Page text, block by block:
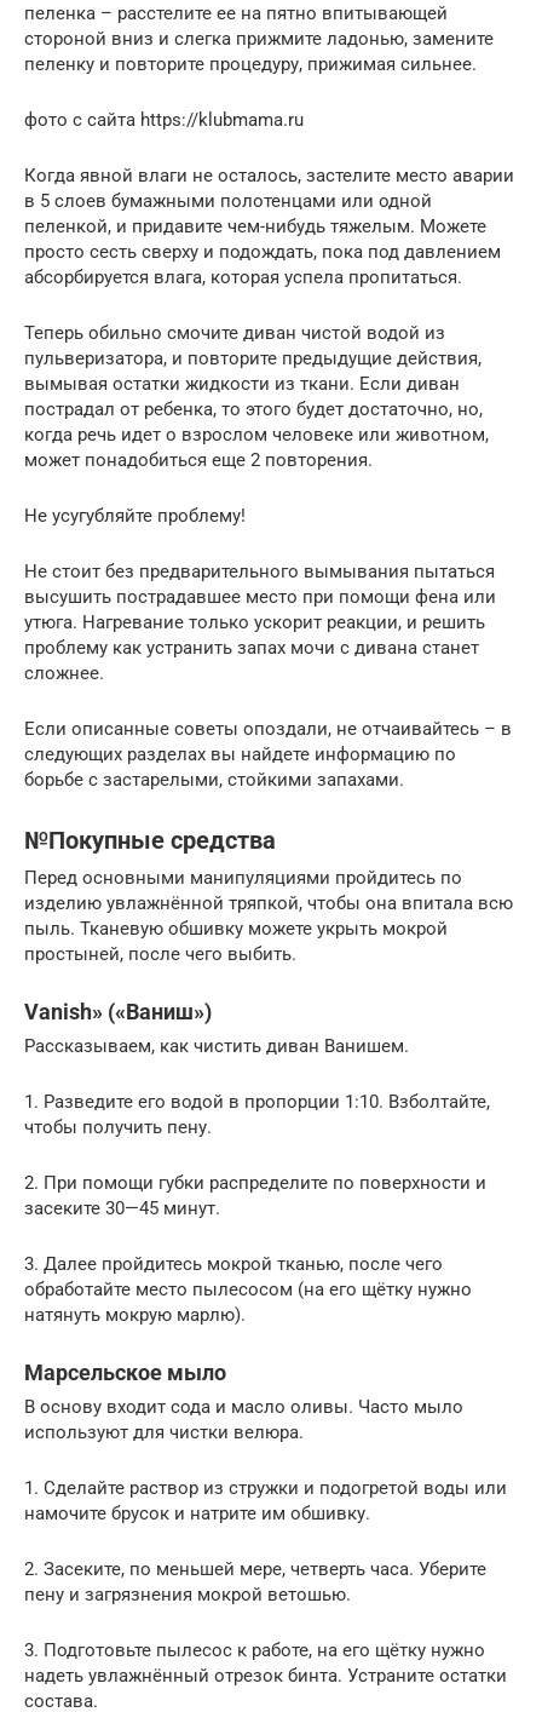
пеленка – расстелите ее на пятно впитывающей
стороной вниз и слегка прижмите ладонью, замените
пеленку и повторите процедуру, прижимая сильнее.
фото с сайта https://klubmama.ru
Когда явной влаги не осталось, застелите место аварии
в 5 слоев бумажными полотенцами или одной
пеленкой, и придавите чем-нибудь тяжелым. Можете
просто сесть сверху и подождать, пока под давлением
абсорбируется влага, которая успела пропитаться.
Теперь обильно смочите диван чистой водой из
пульверизатора, и повторите предыдущие действия,
вымывая остатки жидкости из ткани. Если диван
пострадал от ребенка, то этого будет достаточно, но,
когда речь идет о взрослом человеке или животном,
может понадобиться еще 2 повторения.
Не усугубляйте проблему!
Не стоит без предварительного вымывания пытаться
высушить пострадавшее место при помощи фена или
утюга. Нагревание только ускорит реакции, и решить
проблему как устранить запах мочи с дивана станет
сложнее.
Если описанные советы опоздали, не отчаивайтесь – в
следующих разделах вы найдете информацию по
борьбе с застарелыми, стойкими запахами.
№Покупные средства
Перед основными манипуляциями пройдитесь по
изделию увлажнённой тряпкой, чтобы она впитала всю
пыль. Тканевую обшивку можете укрыть мокрой
простыней, после чего выбить.
Vanish» («Ваниш»)
Рассказываем, как чистить диван Ванишем.
1. Разведите его водой в пропорции 1:10. Взболтайте,
чтобы получить пену.
2. При помощи губки распределите по поверхности и
засеките 30—45 минут.
3. Далее пройдитесь мокрой тканью, после чего
обработайте место пылесосом (на его щётку нужно
натянуть мокрую марлю).
Марсельское мыло
В основу входит сода и масло оливы. Часто мыло
используют для чистки велюра.
1. Сделайте раствор из стружки и подогретой воды или
намочите брусок и натрите им обшивку.
2. Засеките, по меньшей мере, четверть часа. Уберите
пену и загрязнения мокрой ветошью.
3. Подготовьте пылесос к работе, на его щётку нужно
надеть увлажнённый отрезок бинта. Устраните остатки
состава.